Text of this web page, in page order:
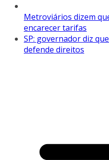
Metroviários dizem
encarecer tarifas
SP: governador diz
defende direitos